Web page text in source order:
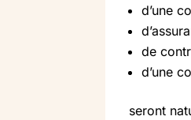
d’une
de
d’une
seront